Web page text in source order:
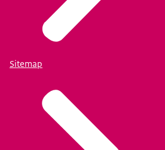
Sitemap